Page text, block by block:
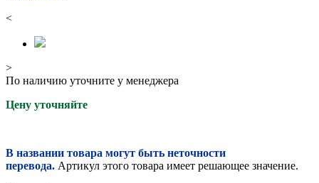
<
>
По наличию уточните у менеджера
Цену уточняйте
В названии товара могут быть неточности
перевода. Артикул этого товара имеет решающее значение.